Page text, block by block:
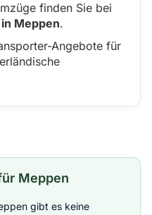
finden Sie bei
Meppen.
Angebote für
Meppen
gibt es keine